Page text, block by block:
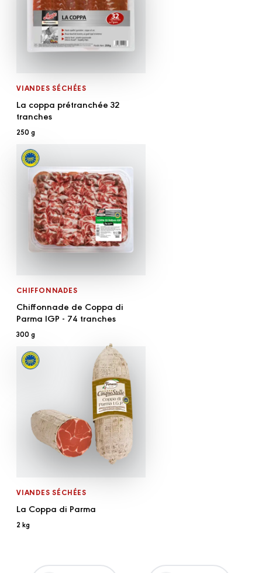
VIANDES SÉCHÉES
La coppa prétranchée 32
tranches
250 g
CHIFFONNADES
Chiffonnade de Coppa di
Parma IGP - 74 tranches
300 g
VIANDES SÉCHÉES
La Coppa di Parma
2 kg